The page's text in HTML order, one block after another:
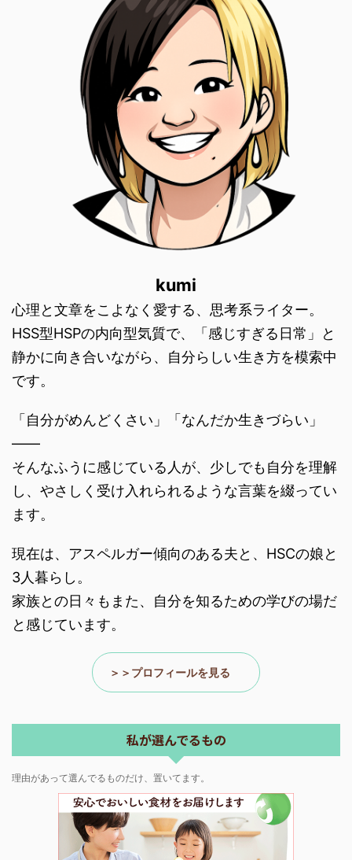
kumi
心理と文章をこよなく愛する、思考系ライター。
HSS型HSPの内向型気質で、「感じすぎる日常」と
静かに向き合いながら、自分らしい生き方を模索中
です。
「自分がめんどくさい」「なんだか生きづらい」
――
そんなふうに感じている人が、少しでも自分を理解
し、やさしく受け入れられるような言葉を綴ってい
ます。
現在は、アスペルガー傾向のある夫と、HSCの娘と
3人暮らし。
家族との日々もまた、自分を知るための学びの場だ
と感じています。
＞＞プロフィールを見る
私が選んでるもの
理由があって選んでるものだけ、置いてます。